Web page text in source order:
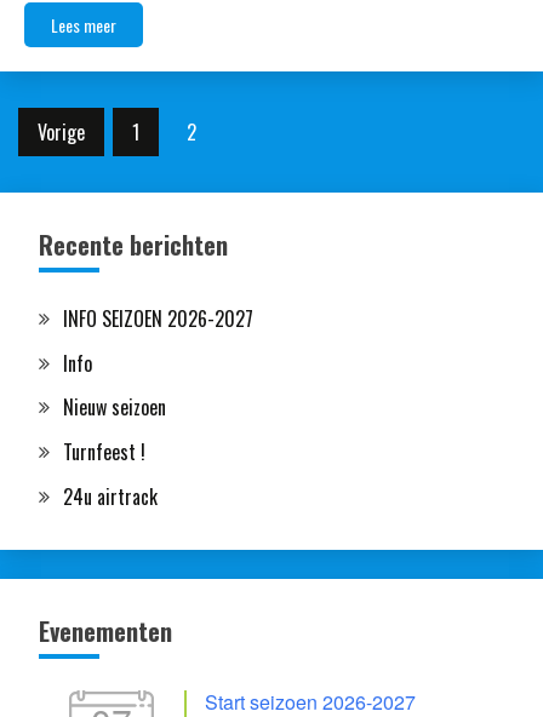
Lees meer
Berichten
Vorige 1 2
Recente berichten
INFO SEIZOEN 2026-2027
Info
Nieuw seizoen
Turnfeest !
24u airtrack
Evenementen
Start seizoen 2026-2027